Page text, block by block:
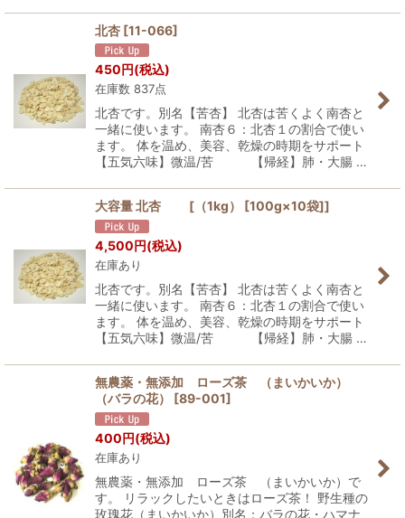
北杏 [11-066]
450円(税込)
在庫数 837点
北杏です。別名【苦杏】 北杏は苦くよく南杏と
一緒に使います。 南杏６：北杏１の割合で使い
ます。 体を温め、美容、乾燥の時期をサポート
【五気六味】微温/苦 【帰経】肺・大腸 …
大容量 北杏 [（1kg） [100g×10袋]]
4,500円(税込)
在庫あり
北杏です。別名【苦杏】 北杏は苦くよく南杏と
一緒に使います。 南杏６：北杏１の割合で使い
ます。 体を温め、美容、乾燥の時期をサポート
【五気六味】微温/苦 【帰経】肺・大腸 …
無農薬・無添加 ローズ茶 （まいかいか）
（バラの花）
[89-001]
400円(税込)
在庫あり
無農薬・無添加 ローズ茶 （まいかいか）で
す。 リラックしたいときはローズ茶！ 野生種の
玫瑰花（まいかいか）別名：バラの花・ハマナ